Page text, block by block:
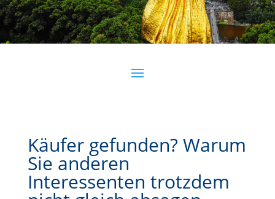
Käufer gefunden? Warum
Sie anderen
Interessenten trotzdem